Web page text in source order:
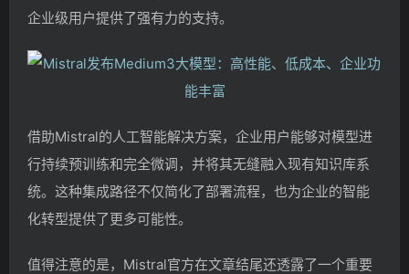
企业级用户提供了强有力的支持。
借助Mistral的人工智能解决方案，企业用户能够对模型进
行持续预训练和完全微调，并将其无缝融入现有知识库系
统。这种集成路径不仅简化了部署流程，也为企业的智能
化转型提供了更多可能性。
值得注意的是，Mistral官方在文章结尾还透露了一个重要